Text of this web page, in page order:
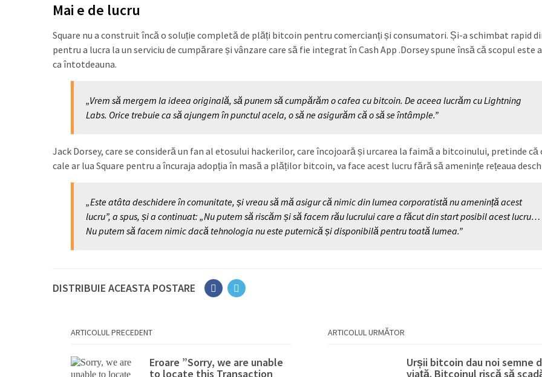
Mai e de lucru
Square nu a construit încă o soluție completă de plăți bitcoin pentru comercianți și consumatori. Și-a schimbat rapid
pentru a lucra la un serviciu de cumpărare și vânzare care să fie integrat în Cash App .Dorsey spune însă că scopul este
ca întotdeauna.
„Vrem să mergem la ideea originală, să punem să cumpărăm o cafea cu bitcoin. De aceea lucrăm cu Lightning
Labs. Orice trebuie ca să ajungem în punctul acela, o să ne asigurăm că o să se întâmple.”
Jack Dorsey, care se consideră un fan al etosului hackerilor, care încojoară și urcarea la faimă a bitcoinului, pretinde că
cale ar lua Square pentru a încuraja adopția în masă a plăților bitcoin, va face acest lucru fără să amenințe rețeaua
„Este atâta deschidere în comunitate, și vreau să mă asigur că nimic din lumea corporatistă nu amenință acest
lucru”, a spus, și a continuat: „Nu putem să riscăm și să facem rău lucrului care a făcut din start posibil acest lucru…
Nu putem să facem nimic dacă tehnologia nu este puternică și disponibilă pentru toată lumea.”
DISTRIBUIE ACEASTA POSTARE
ARTICOLUL PRECEDENT
Eroare ”Sorry, we are unable
to locate this Transaction
ARTICOLUL URMĂTOR
Urșii bitcoin dau noi semne
viață. Bitcoinul riscă să